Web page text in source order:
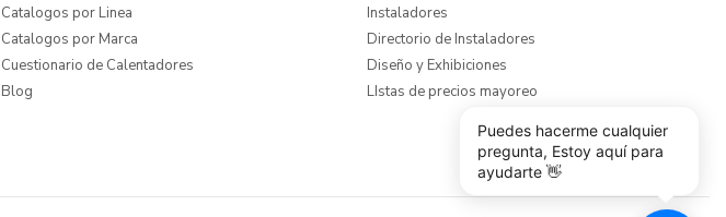
Catalogos por Linea
Catalogos por Marca
Cuestionario de Calentadores
Blog
Instaladores
Directorio de Instaladores
Diseño y Exhibiciones
LIstas de precios mayoreo
Puedes hacerme cualquier
pregunta, Estoy aquí para
ayudarte 👋